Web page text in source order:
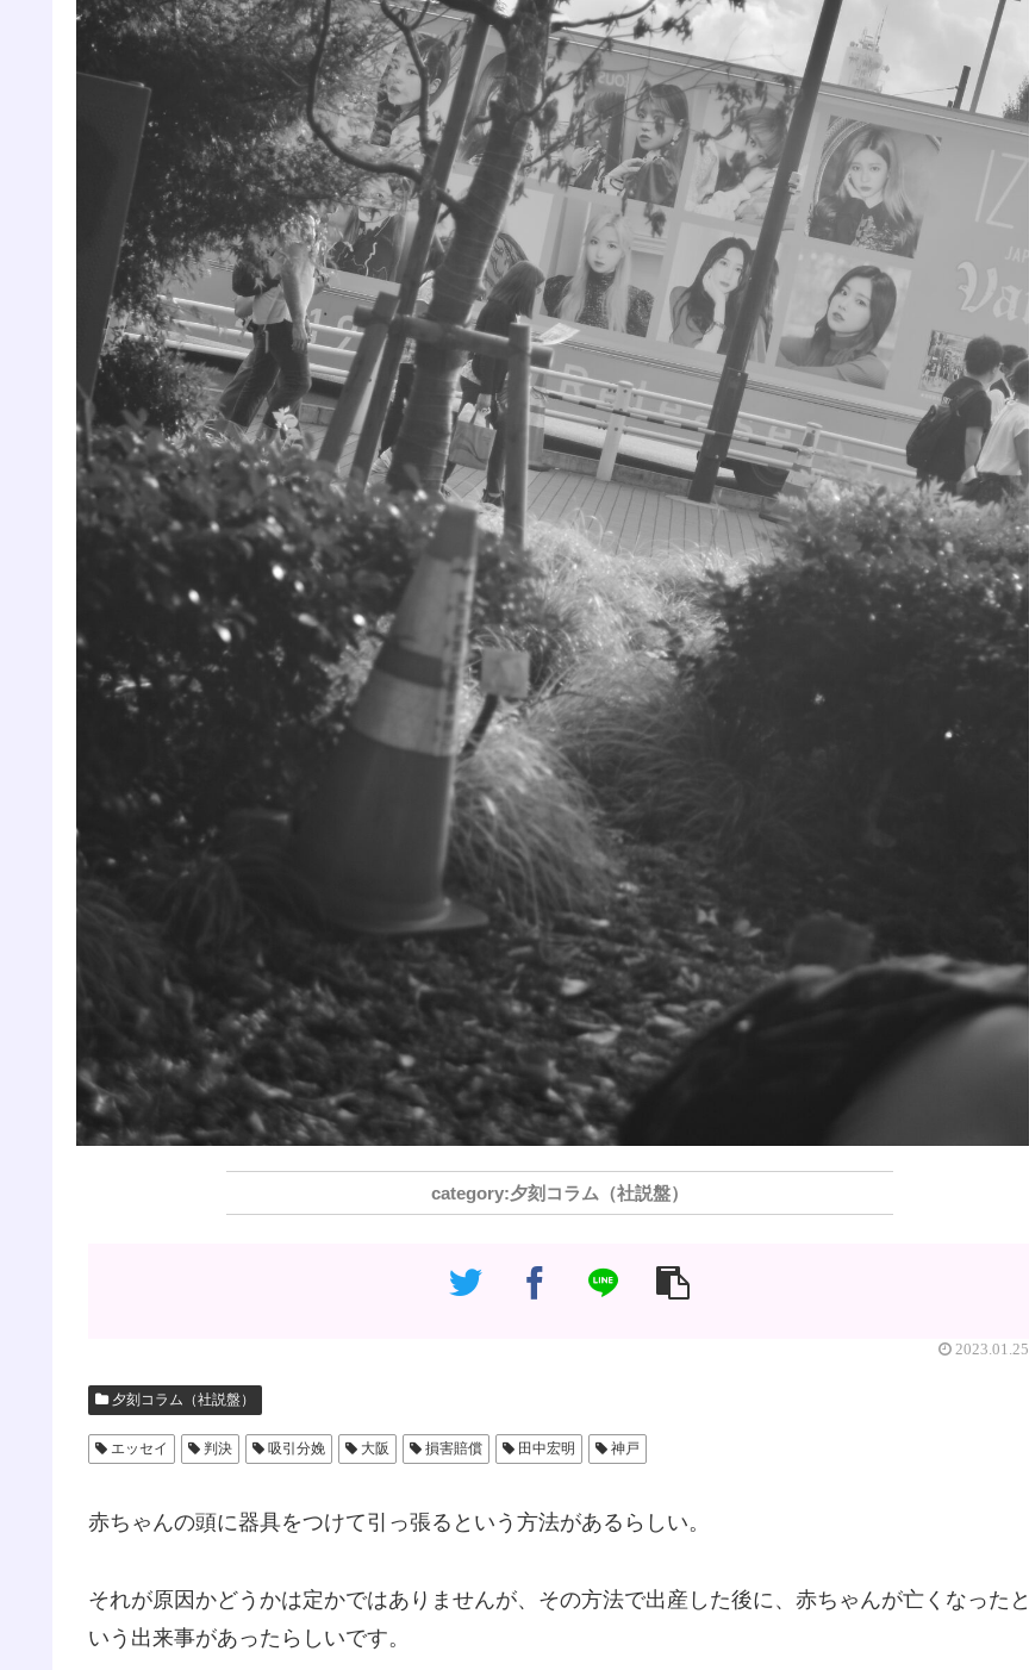
夕刻コラム（社説盤）
2023.01.25
夕刻コラム（社説盤）
エッセイ 判決 吸引分娩 大阪 損害賠償 田中宏明 神戸
赤ちゃんの頭に器具をつけて引っ張るという方法があるらしい。
それが原因かどうかは定かではありませんが、その方法で出産した後に、赤ちゃんが亡くなったと
いう出来事があったらしいです。